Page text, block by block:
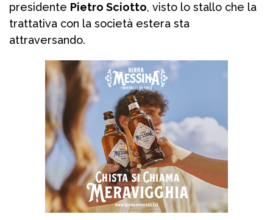
presidente Pietro Sciotto, visto lo stallo che la
trattativa con la società estera sta
attraversando.